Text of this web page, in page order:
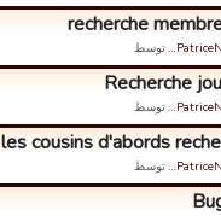
recherche
توسط
Recherche
توسط
les cousins d'abords
توسط